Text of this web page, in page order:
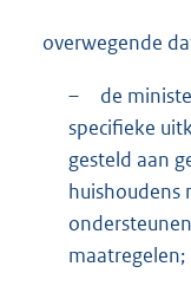
overwegende
–
de
specifieke
gesteld aan
huishoudens
maatregelen;